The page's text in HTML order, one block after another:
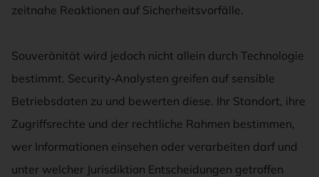
zeitnahe Reaktionen auf Sicherheitsvorfälle.
Souveränität wird jedoch nicht allein durch Technologie
bestimmt. Security‑Analysten greifen auf sensible
Betriebsdaten zu und bewerten diese. Ihr Standort, ihre
Zugriffsrechte und der rechtliche Rahmen bestimmen,
wer Informationen einsehen oder verarbeiten darf und
unter welcher Jurisdiktion Entscheidungen getroffen